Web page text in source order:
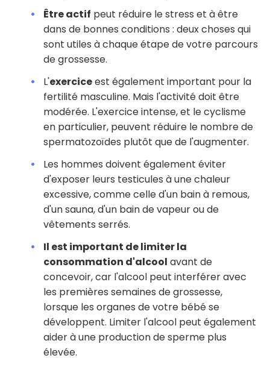
Être actif peut réduire le stress et à être
dans de bonnes conditions : deux choses qui
sont utiles à chaque étape de votre parcours
de grossesse.
L'exerciceest également important pour la
fertilité masculine. Mais l'activité doit être
modérée. L'exercice intense, et le cyclisme
en particulier, peuvent réduire le nombre de
spermatozoïdes plutôt que de l'augmenter.
Les hommes doivent également éviter
d'exposer leurs testicules à une chaleur
excessive, comme celle d'un bain à remous,
d'un sauna, d'un bain de vapeur ou de
vêtements serrés.
Il est important de limiter la
consommation d'alcool avant de
concevoir, car l'alcool peut interférer avec
les premières semaines de grossesse,
lorsque les organes de votre bébé se
développent. Limiter l'alcool peut également
aider à une production de sperme plus
élevée.